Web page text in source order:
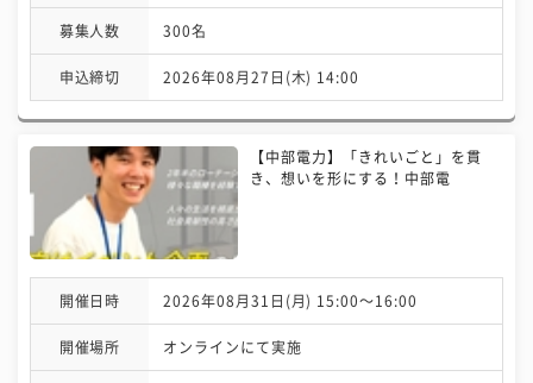
募集人数 300名
申込締切 2026年08月27日(木) 14:00
【中部電力】「きれいごと」を貫
き、想いを形にする！中部電
開催日時 2026年08月31日(月) 15:00〜16:00
開催場所 オンラインにて実施